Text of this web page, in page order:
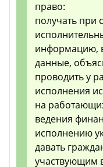
право:
получать при
информацию,
данные,
проводить у
исполнения
на
ведения
исполнению
давать
участвующим